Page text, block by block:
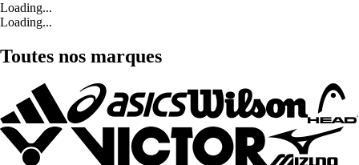
Loading...
Loading...
Toutes nos marques